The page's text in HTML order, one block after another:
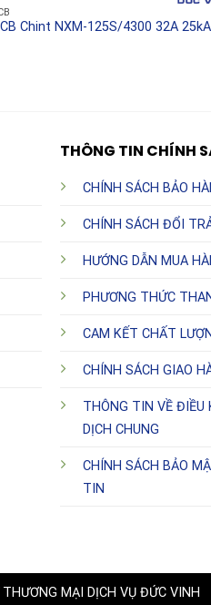
bị xô lệch hoặc
Chint NXM-125S/4300 32A
THÔNG TIN CHÍNH
CHÍNH SÁCH BẢO
CHÍNH SÁCH ĐỔI
HƯỚNG DẪN MUA
PHƯƠNG THỨC
CAM KẾT CHẤT
CHÍNH SÁCH GIAO
THÔNG TIN VỀ ĐIỀU
DỊCH CHUNG
CHÍNH SÁCH BẢO
TIN
MẠI DỊCH VỤ ĐỨC VINH